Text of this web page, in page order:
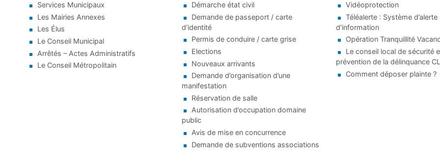
Services Municipaux
Les Mairies Annexes
Les Élus
Le Conseil Municipal
Arrêtés – Actes Administratifs
Le Conseil Métropolitain
Démarche état civil
Demande de passeport / carte
d’identité
Permis de conduire / carte grise
Elections
Nouveaux arrivants
Demande d’organisation d’une
manifestation
Réservation de salle
Autorisation d’occupation domaine
public
Avis de mise en concurrence
Demande de subventions associations
Vidéoprotection
Téléalerte : Système d’alerte
d’information
Opération Tranquillité
Le conseil local de sécurité
prévention de la délinquance
Comment déposer plainte ?